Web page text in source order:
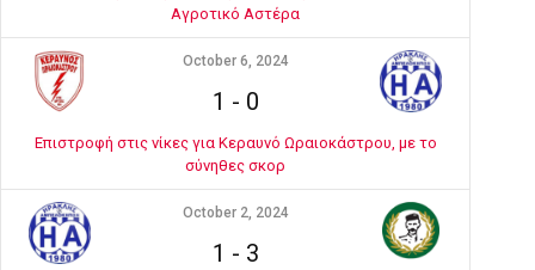
Αγροτικό Αστέρα
October 6, 2024
1 - 0
Επιστροφή στις νίκες για Κεραυνό Ωραιοκάστρου, με το
σύνηθες σκορ
October 2, 2024
1 - 3